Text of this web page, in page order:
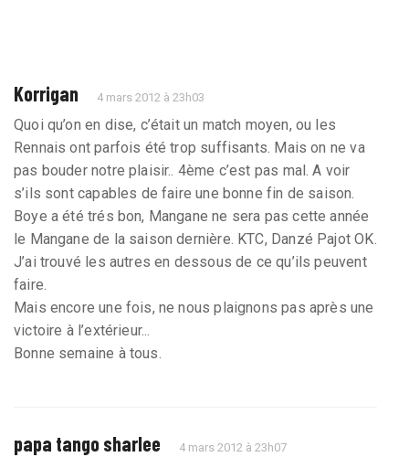
Korrigan 4 mars 2012 à 23h03
Quoi qu’on en dise, c’était un match moyen, ou les
Rennais ont parfois été trop suffisants. Mais on ne va
pas bouder notre plaisir.. 4ème c’est pas mal. A voir
s’ils sont capables de faire une bonne fin de saison.
Boye a été trés bon, Mangane ne sera pas cette année
le Mangane de la saison dernière. KTC, Danzé Pajot OK.
J’ai trouvé les autres en dessous de ce qu’ils peuvent
faire.
Mais encore une fois, ne nous plaignons pas après une
victoire à l’extérieur...
Bonne semaine à tous.
papa tango sharlee 4 mars 2012 à 23h07